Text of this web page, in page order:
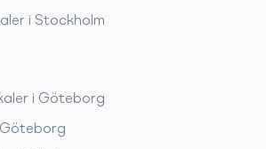
i Stockholm
i Göteborg
Göteborg